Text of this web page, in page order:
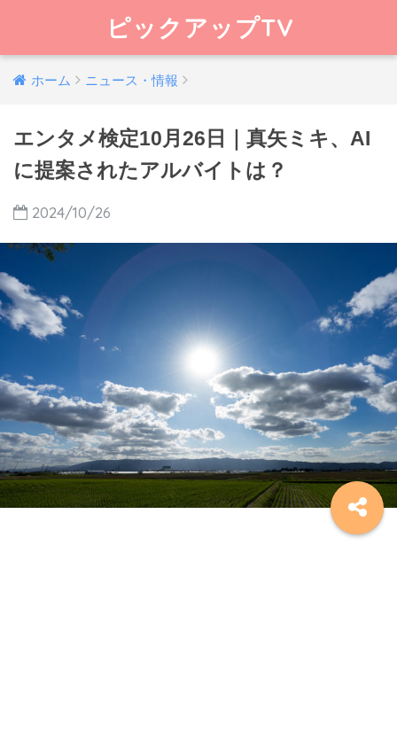
ピックアップTV
ホーム ニュース・情報
エンタメ検定10月26日｜真矢ミキ、AI
に提案されたアルバイトは？
2024/10/26